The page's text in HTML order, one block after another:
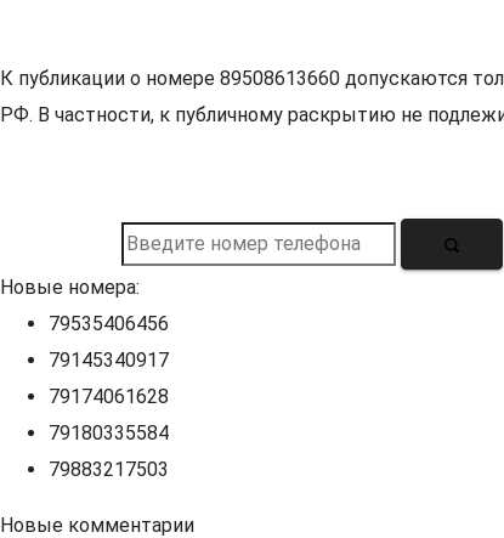
К публикации о номере 89508613660 допускаются
РФ. В частности, к публичному раскрытию не
Новые номера:
79535406456
79145340917
79174061628
79180335584
79883217503
Новые комментарии